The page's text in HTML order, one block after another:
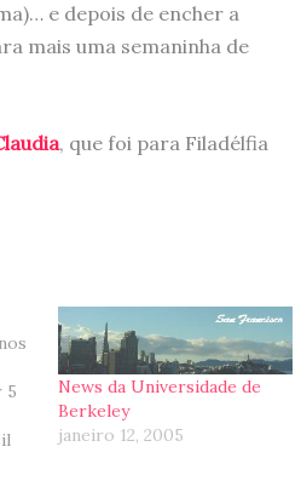
e depois de encher a
mais uma semaninha de
, que foi para Filadélfia
5
News da Universidade de
Berkeley
janeiro 12, 2005